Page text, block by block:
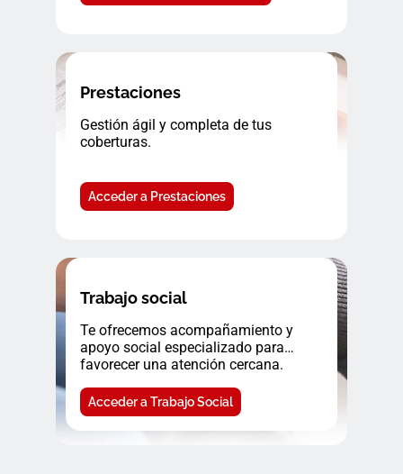
Prestaciones
Gestión ágil y completa de tus
coberturas.
Acceder a Prestaciones
Trabajo social
Te ofrecemos acompañamiento y
apoyo social especializado para
favorecer una atención cercana.
Acceder a Trabajo Social